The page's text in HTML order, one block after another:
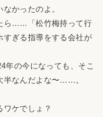
かったのよ。
ら……「松竹梅持って行
すぎる指導をする会社が
の今になっても、そこ
半なんだよな〜……。
ケでしょ？